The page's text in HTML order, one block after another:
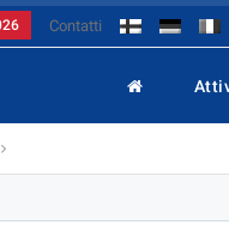
Contatti